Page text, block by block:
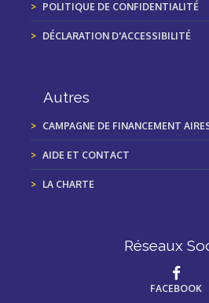
POLITIQUE DE CONFIDENTIALITÉ
DÉCLARATION D'ACCESSIBILITÉ
Autres
CAMPAGNE DE FINANCEMENT
AIDE ET CONTACT
LA CHARTE
Réseaux
FACEBOOK